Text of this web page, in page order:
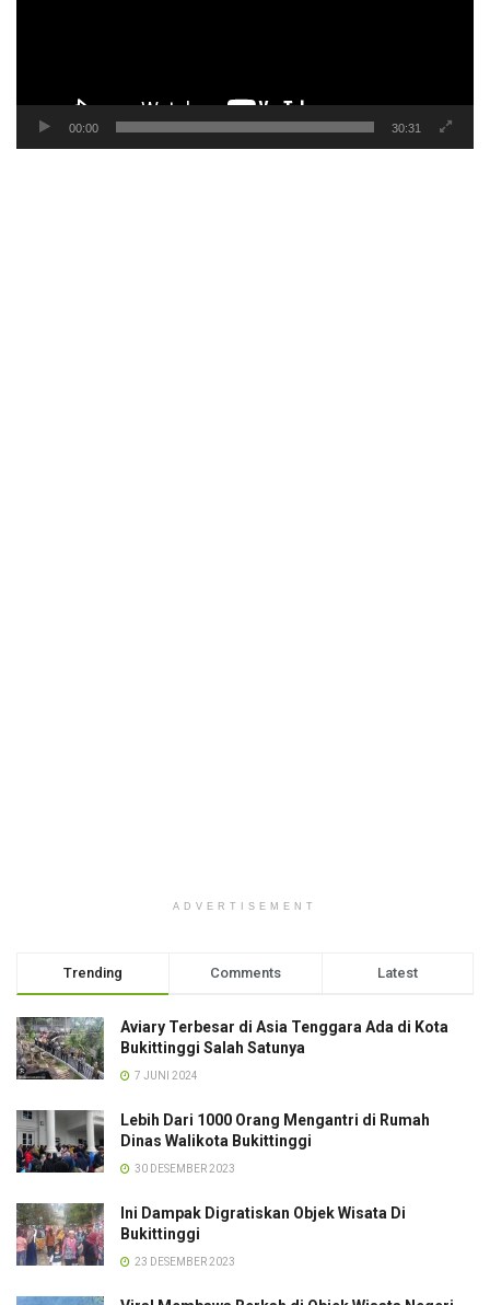
00:00 30:31
ADVERTISEMENT
Trending Comments Latest
Aviary Terbesar di Asia Tenggara Ada di Kota
Bukittinggi Salah Satunya
7 JUNI 2024
Lebih Dari 1000 Orang Mengantri di Rumah
Dinas Walikota Bukittinggi
30 DESEMBER 2023
Ini Dampak Digratiskan Objek Wisata Di
Bukittinggi
23 DESEMBER 2023